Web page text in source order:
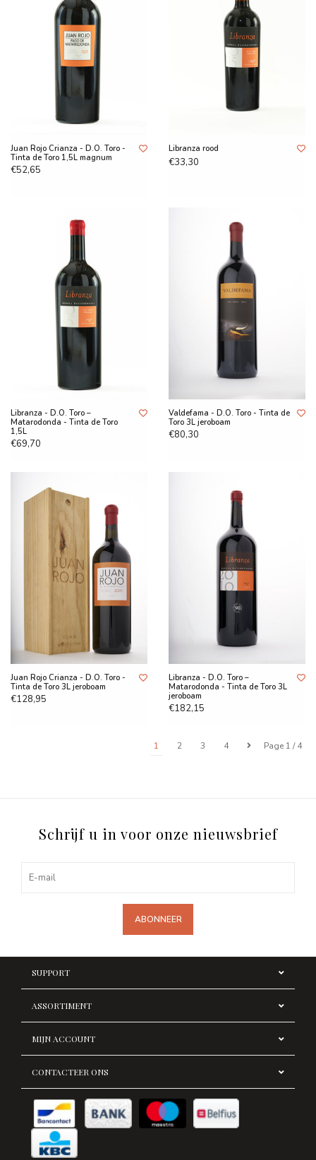
Juan Rojo Crianza - D.O. Toro -
Tinta de Toro 1,5L magnum
€52,65
Libranza rood
€33,30
Libranza - D.O. Toro –
Matarodonda - Tinta de Toro
1,5L
€69,70
Valdefama - D.O. Toro - Tinta de
Toro 3L jeroboam
€80,30
Juan Rojo Crianza - D.O. Toro -
Tinta de Toro 3L jeroboam
€128,95
Libranza - D.O. Toro –
Matarodonda - Tinta de Toro 3L
jeroboam
€182,15
Page 1 / 4
1 2 3 4
Schrijf u in voor onze nieuwsbrief
ABONNEER
SUPPORT
ASSORTIMENT
MIJN ACCOUNT
CONTACTEER ONS